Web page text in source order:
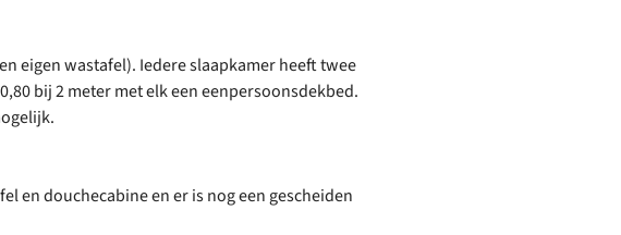
eigen wastafel). Iedere slaapkamer heeft twee
bij 2 meter met elk een eenpersoonsdekbed.
en douchecabine en er is nog een gescheiden